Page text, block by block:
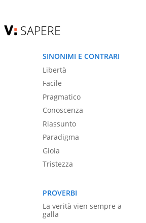
SAPERE
SINONIMI E CONTRARI
Libertà
Facile
Pragmatico
Conoscenza
Riassunto
Paradigma
Gioia
Tristezza
PROVERBI
La verità vien sempre a
galla